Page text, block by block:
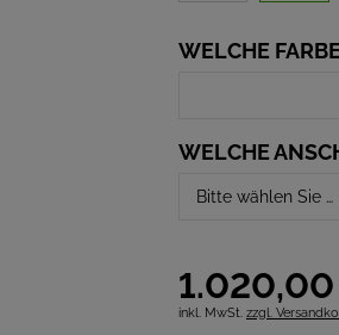
WELCHE
WELCHE
1.020,00
inkl. MwSt. zzgl.